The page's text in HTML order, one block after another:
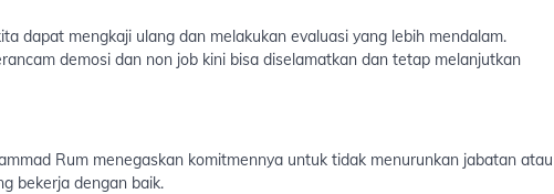
dapat mengkaji ulang dan melakukan evaluasi yang lebih mendalam.
demosi dan non job kini bisa diselamatkan dan tetap melanjutkan
Rum menegaskan komitmennya untuk tidak menurunkan jabatan atau
bekerja dengan baik.